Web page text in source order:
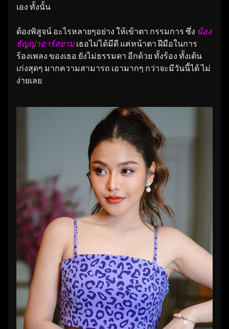
เอง ทั้งนั้น
ต้องพิสูจน์ อะไรหลายๆอย่าง ให้เข้าตา กรรมการ ซึ่ง น้อง
ธัญญ่าอาร์สยามเธอไม่ได้มีดี แค่หน้าตา ฝีมือในการ
ร้องเพลง ของเธอ ยังไม่ธรรมดา อีกด้วย ทั้งร้อง ทั้งเต้น
เก่งสุดๆ มากความสามารถ เอามากๆ กว่าจะมีวันนี้ได้ ไม่
ง่ายเลย